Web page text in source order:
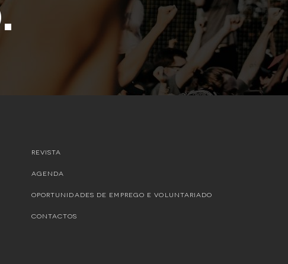
REVISTA
AGENDA
OPORTUNIDADES DE EMPREGO E VOLUNTARIADO
CONTACTOS